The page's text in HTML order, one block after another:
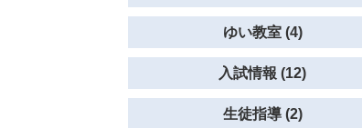
ゆい教室 (4)
入試情報 (12)
生徒指導 (2)